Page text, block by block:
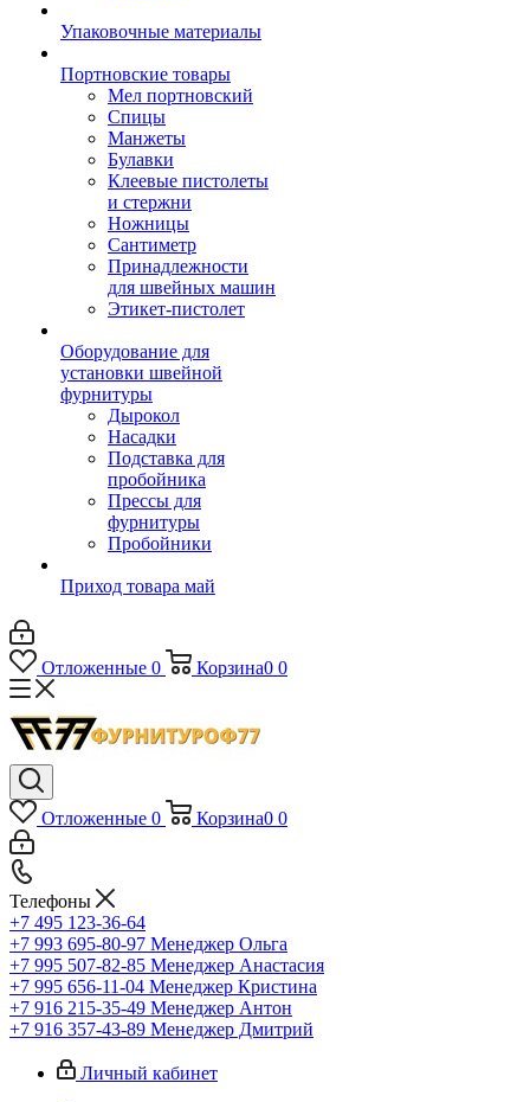
Упаковочные материалы
Портновские товары
Мел портновский
Спицы
Манжеты
Булавки
Клеевые пистолеты
и стержни
Ножницы
Сантиметр
Принадлежности
для швейных машин
Этикет-пистолет
Оборудование для
установки швейной
фурнитуры
Дырокол
Насадки
Подставка для
пробойника
Прессы для
фурнитуры
Пробойники
Приход товара май
Отложенные 0 Корзина0 0
Отложенные 0 Корзина0 0
Телефоны
+7 495 123-36-64
+7 993 695-80-97 Менеджер Ольга
+7 995 507-82-85 Менеджер Анастасия
+7 995 656-11-04 Менеджер Кристина
+7 916 215-35-49 Менеджер Антон
+7 916 357-43-89 Менеджер Дмитрий
Личный кабинет